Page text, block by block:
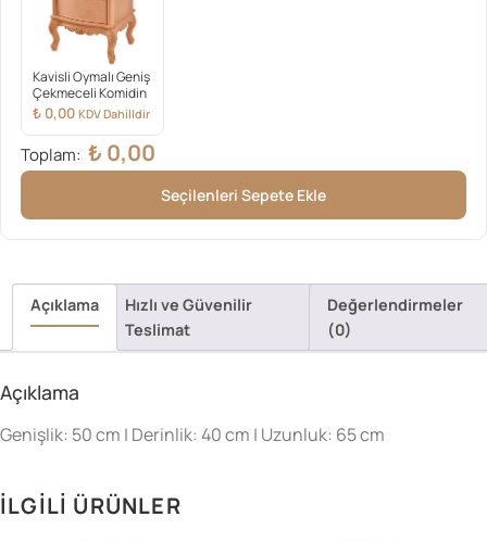
Kavisli Oymalı Geniş
Çekmeceli Komidin
₺ 0,00 KDV Dahilldir
Toplam: ₺ 0,00
Seçilenleri Sepete Ekle
Açıklama
Hızlı ve Güvenilir
Teslimat
Değerlendirmeler
(0)
Açıklama
Genişlik: 50 cm | Derinlik: 40 cm | Uzunluk: 65 cm
İLGILI ÜRÜNLER